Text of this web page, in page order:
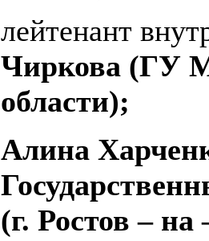
лейтенант
Чиркова (ГУ
области);
Алина
(г. Ростов –